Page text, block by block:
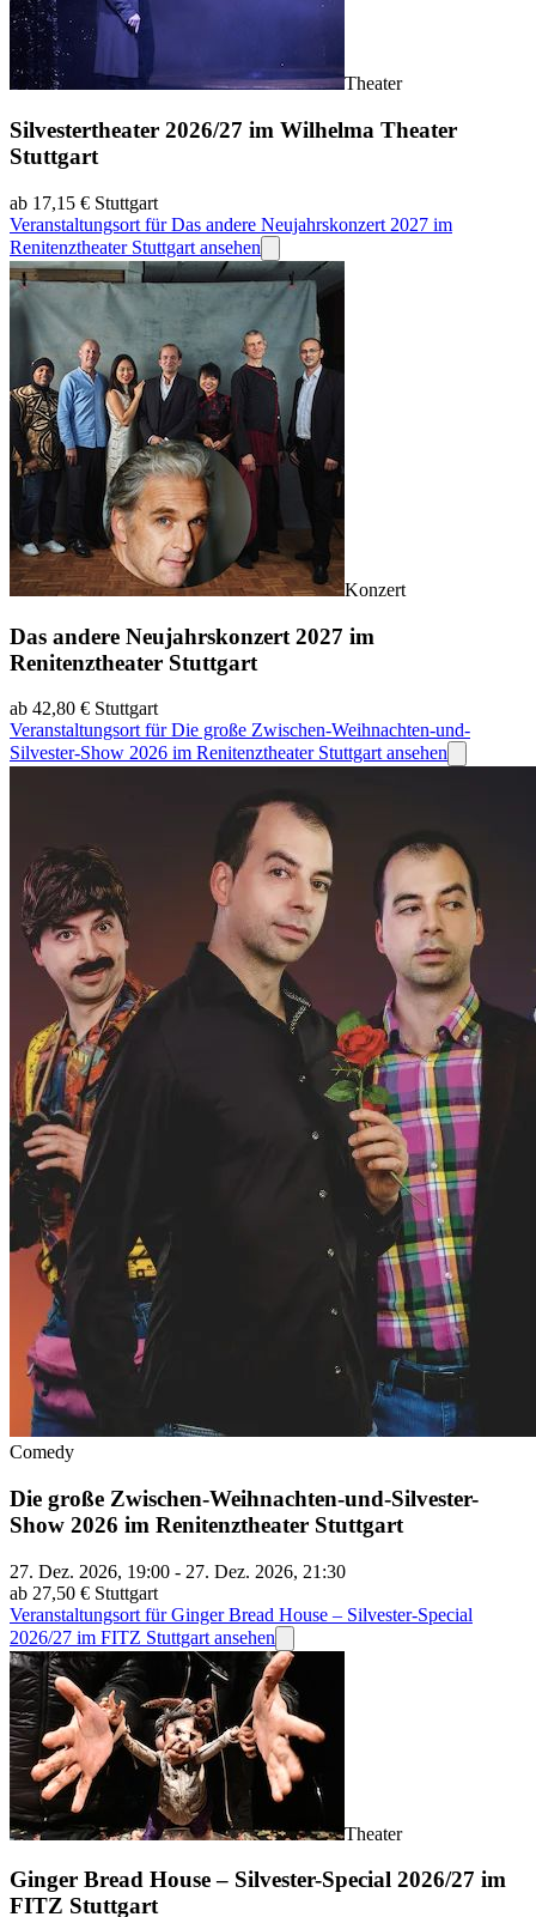
Theater
Silvestertheater 2026/27 im Wilhelma Theater
Stuttgart
ab 17,15 € Stuttgart
Veranstaltungsort für Das andere Neujahrskonzert 2027 im
Renitenztheater Stuttgart ansehen
Konzert
Das andere Neujahrskonzert 2027 im
Renitenztheater Stuttgart
ab 42,80 € Stuttgart
Veranstaltungsort für Die große Zwischen-Weihnachten-und-
Silvester-Show 2026 im Renitenztheater Stuttgart ansehen
Comedy
Die große Zwischen-Weihnachten-und-Silvester-
Show 2026 im Renitenztheater Stuttgart
27. Dez. 2026, 19:00 - 27. Dez. 2026, 21:30
ab 27,50 € Stuttgart
Veranstaltungsort für Ginger Bread House – Silvester-Special
2026/27 im FITZ Stuttgart ansehen
Theater
Ginger Bread House – Silvester-Special 2026/27 im
FITZ Stuttgart